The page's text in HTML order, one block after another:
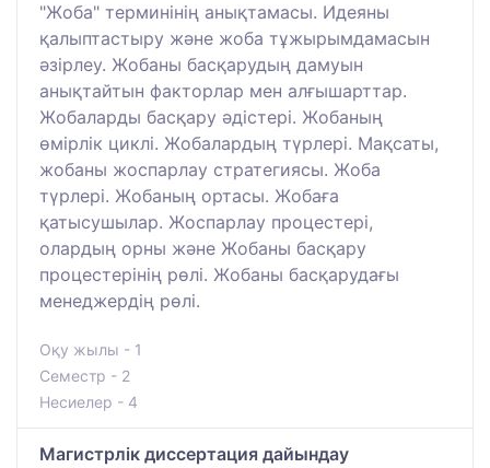
"Жоба" терминінің анықтамасы. Идеяны
қалыптастыру және жоба тұжырымдамасын
әзірлеу. Жобаны басқарудың дамуын
анықтайтын факторлар мен алғышарттар.
Жобаларды басқару әдістері. Жобаның
өмірлік циклі. Жобалардың түрлері. Мақсаты,
жобаны жоспарлау стратегиясы. Жоба
түрлері. Жобаның ортасы. Жобаға
қатысушылар. Жоспарлау процестері,
олардың орны және Жобаны басқару
процестерінің рөлі. Жобаны басқарудағы
менеджердің рөлі.
Оқу жылы - 1
Семестр - 2
Несиелер - 4
Магистрлік диссертация дайындау